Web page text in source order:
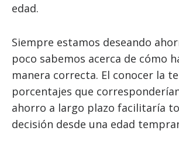
edad.
Siempre estamos deseando
poco sabemos acerca de cómo
manera correcta. El conocer la
porcentajes que
ahorro a largo plazo facilitaría
decisión desde una edad